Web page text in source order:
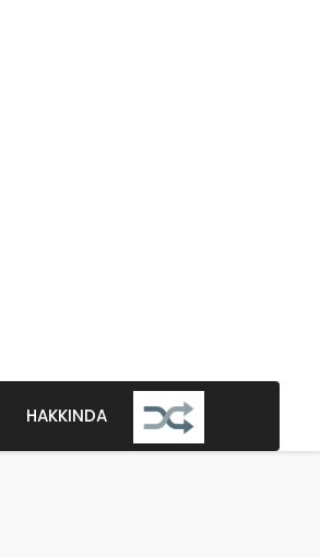
HAKKINDA